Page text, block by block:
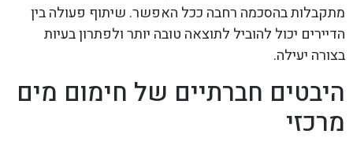
מתקבלות בהסכמה רחבה ככל האפשר. שיתוף פעולה בין
הדיירים יכול להוביל לתוצאה טובה יותר ולפתרון בעיות
בצורה יעילה.
היבטים חברתיים של חימום מים
מרכזי